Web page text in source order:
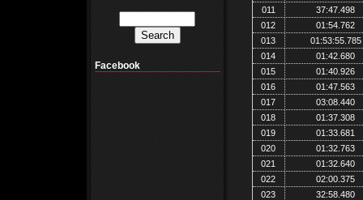
011
37:47.498
012
01:54.762
013
01:53:55.785
014
01:42.680
015
01:40.926
016
01:47.563
017
03:08.440
018
01:37.308
019
01:33.681
020
01:32.763
021
01:32.640
022
02:00.375
023
32:58.480
Facebook